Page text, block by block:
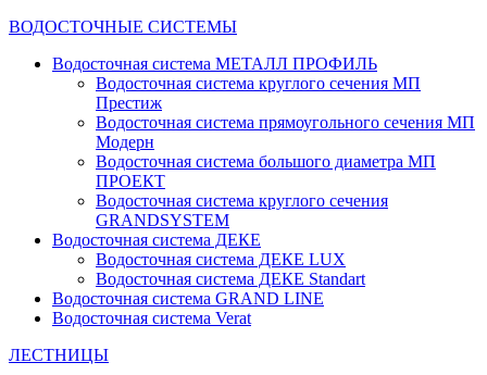
ВОДОСТОЧНЫЕ СИСТЕМЫ
Водосточная система МЕТАЛЛ ПРОФИЛЬ
Водосточная система круглого сечения МП
Престиж
Водосточная система прямоугольного сечения МП
Модерн
Водосточная система большого диаметра МП
ПРОЕКТ
Водосточная система круглого сечения
GRANDSYSTEM
Водосточная система ДЕКЕ
Водосточная система ДЕКЕ LUX
Водосточная система ДЕКЕ Standart
Водосточная система GRAND LINE
Водосточная система Verat
ЛЕСТНИЦЫ